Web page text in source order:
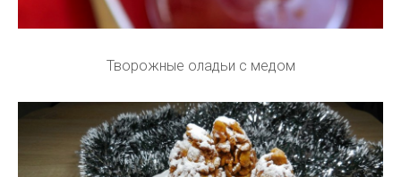
Творожные оладьи с медом